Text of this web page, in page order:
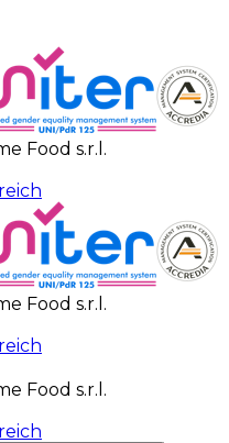
Food s.r.l.
Food s.r.l.
Food s.r.l.